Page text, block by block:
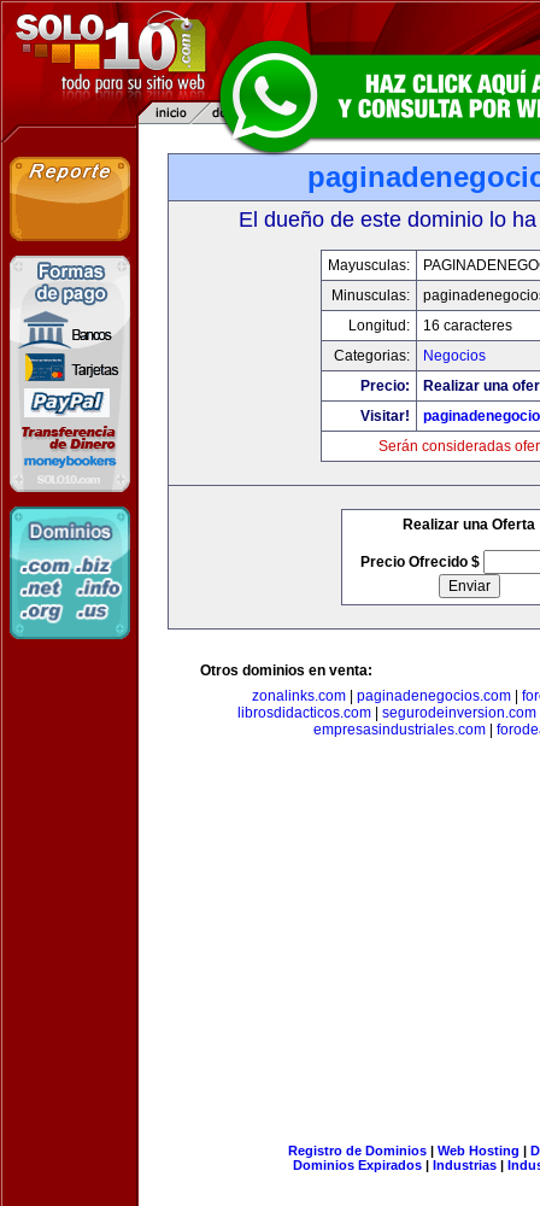
El dueño de este dominio lo
Mayusculas:
Minusculas:
Longitud:
16 caracteres
Categorias:
Negocios
Precio:
Realizar una
Visitar!
Serán consideradas
Realizar una Oferta
Precio Ofrecido $
Otros dominios en venta:
zonalinks.com| paginadenegocios.com|
librosdidacticos.com| segurodeinversion.com
empresasindustriales.com|
Registro de Dominios| Web Hosting |
Dominios Expirados | Industrias |